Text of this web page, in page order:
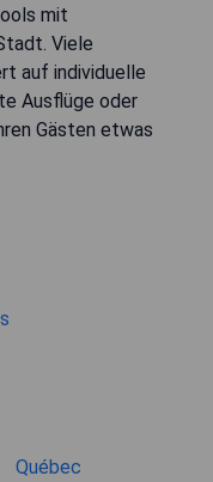
mit
Viele
auf individuelle
Ausflüge oder
Gästen etwas
Québec